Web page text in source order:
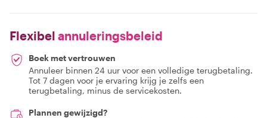
Flexibel annuleringsbeleid
Boek met vertrouwen
Annuleer binnen 24 uur voor een volledige terugbetaling.
Tot 7 dagen voor je ervaring krijg je zelfs een
terugbetaling, minus de servicekosten.
Plannen gewijzigd?